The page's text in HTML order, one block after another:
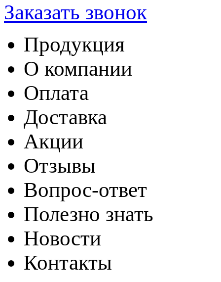
Заказать звонок
Продукция
О компании
Оплата
Доставка
Акции
Отзывы
Вопрос-ответ
Полезно знать
Новости
Контакты